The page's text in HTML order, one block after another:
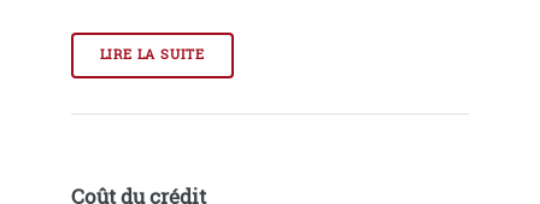
LIRE LA SUITE
Coût du crédit